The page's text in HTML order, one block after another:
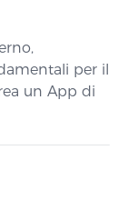
per il
un App di